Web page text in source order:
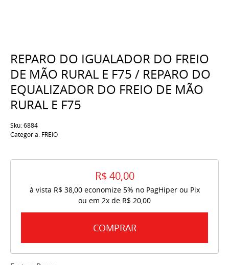
REPARO DO IGUALADOR DO FREIO
DE MÃO RURAL E F75 / REPARO DO
EQUALIZADOR DO FREIO DE MÃO
RURAL E F75
Sku:6884
Categoria: FREIO
R$ 40,00
à vista R$ 38,00economize 5% no PagHiper ou Pix
ou em 2x de R$ 20,00
COMPRAR